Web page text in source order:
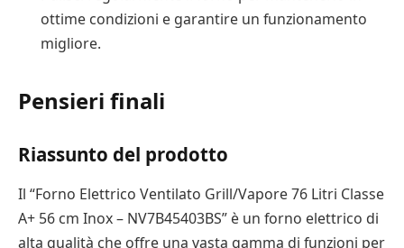
ottime condizioni e garantire un funzionamento
migliore.
Pensieri finali
Riassunto del prodotto
Il “Forno Elettrico Ventilato Grill/Vapore 76 Litri Classe
A+ 56 cm Inox – NV7B45403BS” è un forno elettrico di
alta qualità che offre una vasta gamma di funzioni per